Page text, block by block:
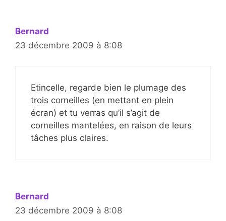
Bernard
23 décembre 2009 à 8:08
Etincelle, regarde bien le plumage des
trois corneilles (en mettant en plein
écran) et tu verras qu’il s’agit de
corneilles mantelées, en raison de leurs
tâches plus claires.
Bernard
23 décembre 2009 à 8:08